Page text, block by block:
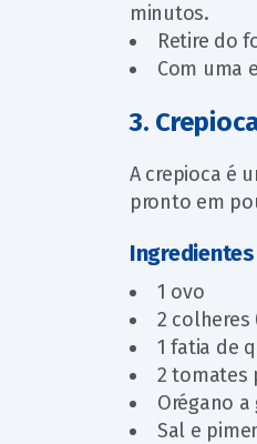
minutos.
Retire do
Com uma
3.
A crepioca é
pronto em
Ingredientes
1 ovo
2 colheres
1 fatia de
2 tomates
Orégano a
Sal e